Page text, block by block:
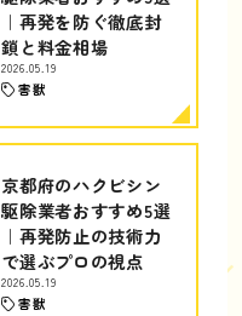
｜再発を防ぐ徹底封
鎖と料金相場
2026.05.19
害獣
京都府のハクビシン
駆除業者おすすめ5選
｜再発防止の技術力
で選ぶプロの視点
2026.05.19
害獣